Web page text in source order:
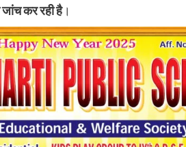
कर रही है।